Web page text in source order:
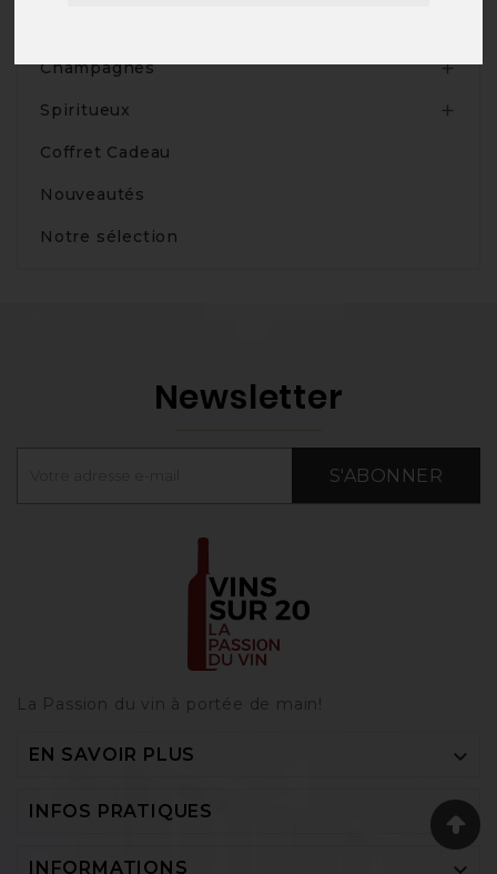
Champagnes 
Spiritueux 
Coffret Cadeau
Nouveautés
Notre sélection
Newsletter
S'ABONNER
La Passion du vin à portée de main‎!
EN SAVOIR PLUS 
INFOS PRATIQUES 
INFORMATIONS